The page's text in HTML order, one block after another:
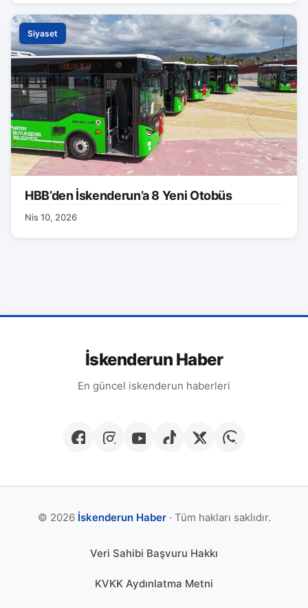
Siyaset
HBB’den İskenderun’a 8 Yeni Otobüs
Nis 10, 2026
İskenderun Haber
En güncel iskenderun haberleri
© 2026 İskenderun Haber· Tüm hakları saklıdır.
Veri Sahibi Başvuru Hakkı
KVKK Aydınlatma Metni